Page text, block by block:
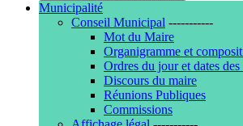
Municipalité
Conseil Municipal -----------
Mot du Maire
Organigramme et
Ordres du jour et dates des
Discours du maire
Réunions Publiques
Commissions